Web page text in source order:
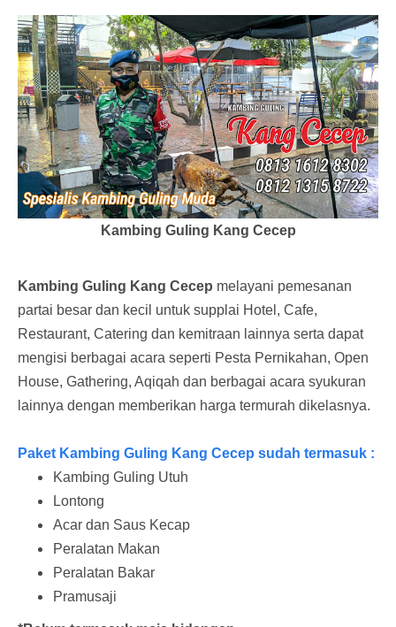
Kambing Guling Kang Cecep
Kambing Guling Kang Cecep melayani pemesanan
partai besar dan kecil untuk supplai Hotel, Cafe,
Restaurant, Catering dan kemitraan lainnya serta dapat
mengisi berbagai acara seperti Pesta Pernikahan, Open
House, Gathering, Aqiqah dan berbagai acara syukuran
lainnya dengan memberikan harga termurah dikelasnya.
Paket Kambing Guling Kang Cecep sudah termasuk :
Kambing Guling Utuh
Lontong
Acar dan Saus Kecap
Peralatan Makan
Peralatan Bakar
Pramusaji